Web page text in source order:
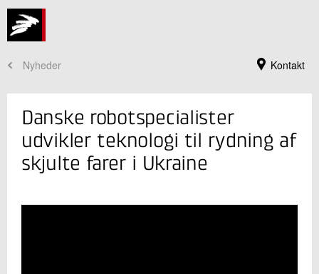
Kontakt
Nyheder
Danske robotspecialister
udvikler teknologi til rydning af
skjulte farer i Ukraine